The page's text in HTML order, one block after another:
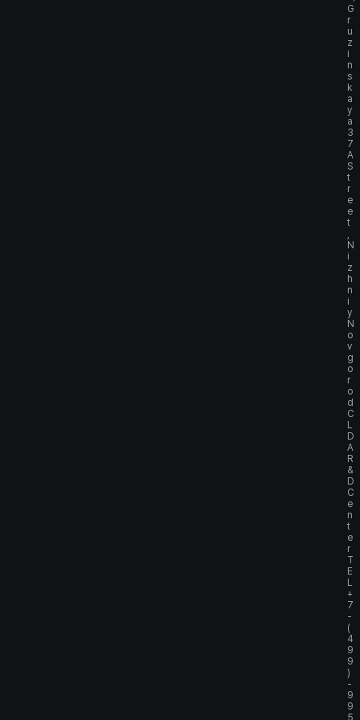
G
r
u
z
i
n
s
k
a
y
a
3
7
A
S
t
r
e
e
t
N
i
z
h
n
i
y
N
o
v
g
o
r
o
d
C
L
D
A
R
&
D
C
e
n
t
e
r
T
E
L
+
7
-
(
4
9
9
)
-
9
9
5